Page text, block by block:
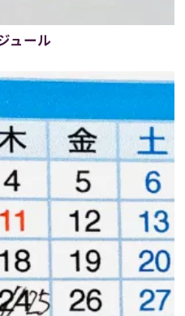
ュール